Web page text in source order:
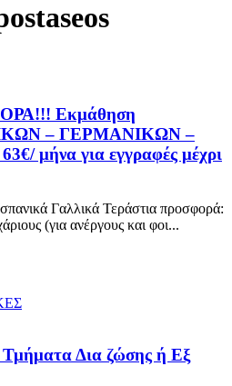
Εκμάθηση
– ΓΕΡΜΑΝΙΚΩΝ –
μήνα για εγγραφές μέχρι
Γαλλικά Τεράστια προσφορά:
(για ανέργους και φοι...
Τμήματα Δια ζώσης ή Εξ